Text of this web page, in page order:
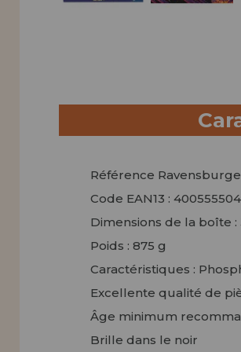
Référence
Code EAN13 :
Dimensions de la boîte :
Poids : 875 g
Caractéristiques :
Excellente qualité de
Âge minimum
Brille dans le noir